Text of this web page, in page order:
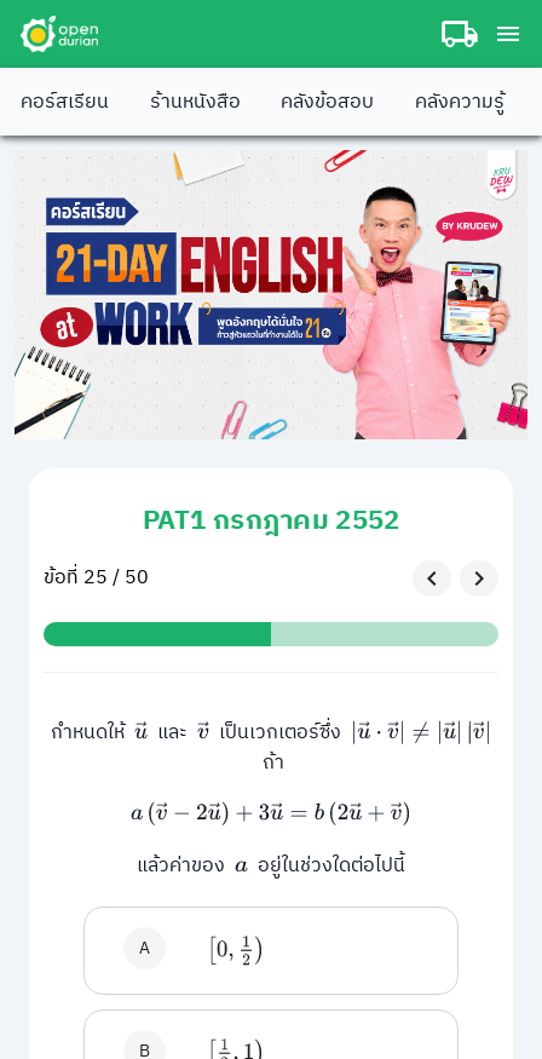
คอร์สเรียน ร้านหนังสือ คลังข้อสอบ คลังความรู้
PAT1 กรกฎาคม 2552
ข้อที่ 25 / 50
กำหนดให้u→และv→
เป็นเวกเตอร์ซึ่ง u→⋅v→|≠ u→ ||v
ถ้า
a(v →− 2u→ )+3u→ =b (2u→+v→)
แล้วค่าของaอยู่ในช่วงใดต่อไปนี้
A 0,12)
B